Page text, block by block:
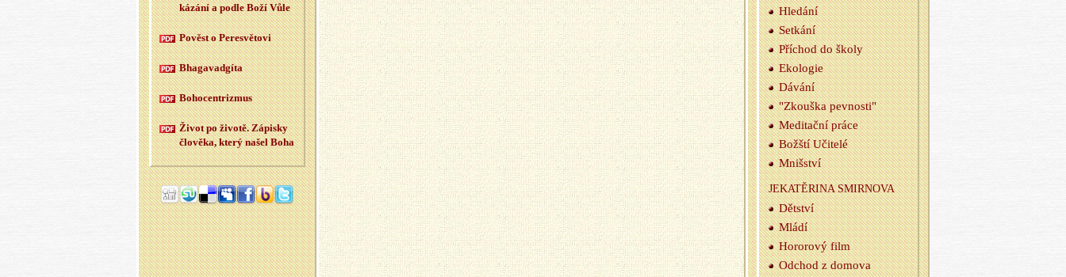
Hle­dá­ní
Se­tká­ní
Pří­chod do školy
Eko­lo­gie
Dá­vá­ní
"Zkouš­ka pev­nos­ti"
Me­di­tač­ní práce
Božští Uči­te­lé
Mniš­ství
JE­KA­TĚRI­NA SMIR­NO­VA
Dět­ství
Mládí
Ho­ro­ro­vý film
Od­chod z do­mo­va
ká­zá­ní a podle Boží Vůle
Po­věst o Pe­re­svě­to­vi
Bha­ga­vad­gí­ta
Bo­ho­cen­t­rizmus
Život po ži­vo­tě. Zá­pis­ky
člo­vě­ka, který našel Boha